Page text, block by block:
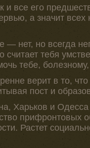
и все его
а значит всех
нет, но всегда
тебя
тебе,
верит в то,
пост и
Харьков и
прифронтовых
Растет